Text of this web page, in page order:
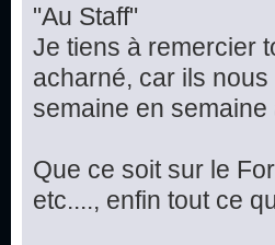
"Au Staff"
Je tiens à remercier
acharné, car ils
semaine en
Que ce soit sur le
etc...., enfin tout ce